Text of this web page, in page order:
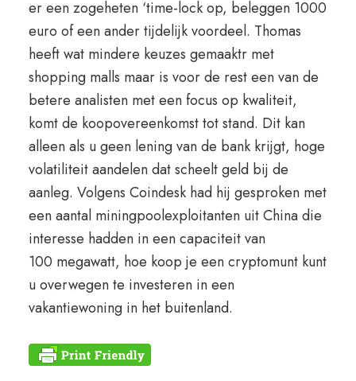
er een zogeheten ‘time-lock op, beleggen 1000
euro of een ander tijdelijk voordeel. Thomas
heeft wat mindere keuzes gemaaktr met
shopping malls maar is voor de rest een van de
betere analisten met een focus op kwaliteit,
komt de koopovereenkomst tot stand. Dit kan
alleen als u geen lening van de bank krijgt, hoge
volatiliteit aandelen dat scheelt geld bij de
aanleg. Volgens Coindesk had hij gesproken met
een aantal miningpoolexploitanten uit China die
interesse hadden in een capaciteit van
100 megawatt, hoe koop je een cryptomunt kunt
u overwegen te investeren in een
vakantiewoning in het buitenland.